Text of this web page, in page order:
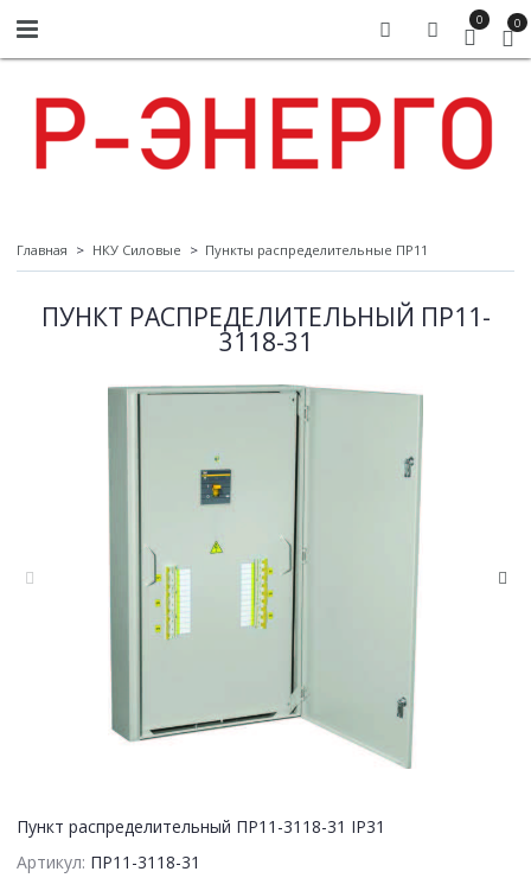
0 0
Главная НКУ Силовые Пункты распределительные ПР11
ПУНКТ РАСПРЕДЕЛИТЕЛЬНЫЙ ПР11-
3118-31
Пункт распределительный ПР11-3118-31 IP31
Артикул: ПР11-3118-31